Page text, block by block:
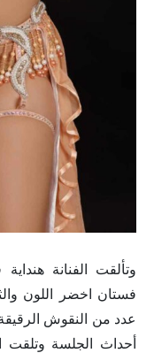
وتألقت الفنانة
فستان اخضر اللون
عدد من النقوش
أحداث الجلسة وتلقت